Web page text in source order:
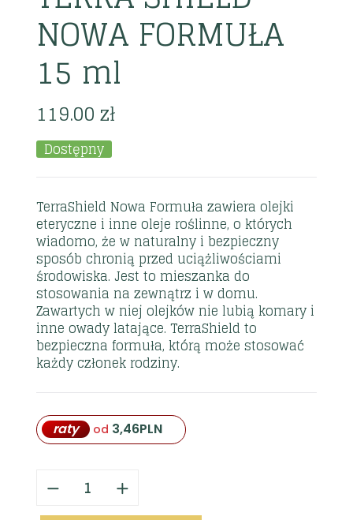
NOWA FORMUŁA
15 ml
119.00zł
Dostępny
TerraShield Nowa Formuła zawiera olejki
eteryczne i inne oleje roślinne, o których
wiadomo, że w naturalny i bezpieczny
sposób chronią przed uciążliwościami
środowiska. Jest to mieszanka do
stosowania na zewnątrz i w domu.
Zawartych w niej olejków nie lubią komary i
inne owady latające. TerraShield to
bezpieczna formuła, którą może stosować
każdy członek rodziny.
raty od 3,46PLN